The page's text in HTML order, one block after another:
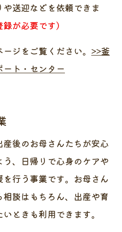
送迎などを依頼できま
が必要です）
ジをご覧ください。 >>釜
ト・センター
後のお母さんたちが安心
う、日帰りで心身のケアや
行う事業です。お母さん
談はもちろん、出産や育
ときも利用できます。